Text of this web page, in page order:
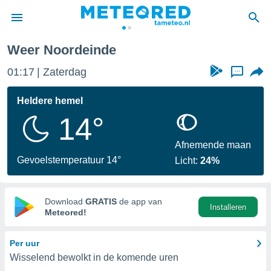
door
verstrekte
hoge
hebt de
voor
op basis
Weer Noordeinde
01:17 Zaterdag ...
Heldere hemel
14°
Gevoelstemperatuur 14°
Afnemende maan
Licht:24%
Download GRATIS de app van
Meteored!
Installeren
Per uur
Wisselend bewolkt in de komende uren